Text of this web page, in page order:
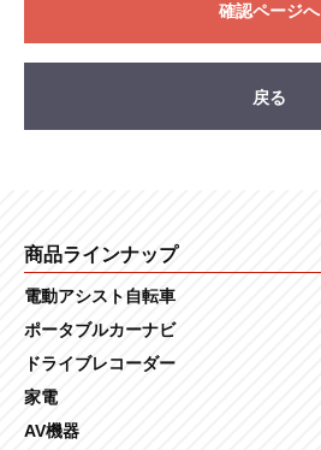
確認ページへ
戻る
商品ラインナップ
電動アシスト自転車
ポータブルカーナビ
ドライブレコーダー
家電
AV機器